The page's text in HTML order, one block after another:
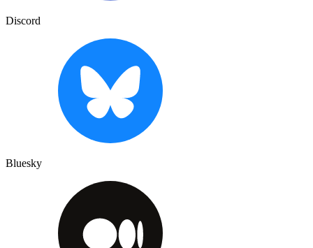
Discord
Bluesky